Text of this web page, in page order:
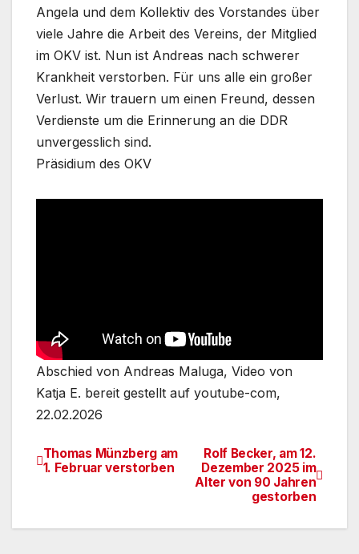
Angela und dem Kollektiv des Vorstandes über
viele Jahre die Arbeit des Vereins, der Mitglied
im OKV ist. Nun ist Andreas nach schwerer
Krankheit verstorben. Für uns alle ein großer
Verlust. Wir trauern um einen Freund, dessen
Verdienste um die Erinnerung an die DDR
unvergesslich sind.
Präsidium des OKV
Abschied von Andreas Maluga, Video von
Katja E. bereit gestellt auf youtube-com,
22.02.2026
Beitragsnavigation
Rolf Becker, am 12.
Dezember 2025 im
Alter von 90 Jahren
gestorben
Thomas Münzberg am
1. Februar verstorben